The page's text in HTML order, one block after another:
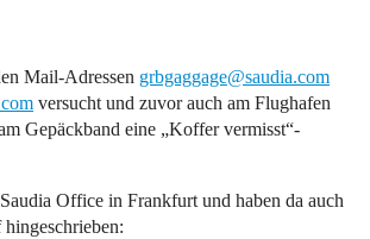
Mail-Adressen grbgaggage@saudia.com
versucht und zuvor auch am Flughafen
Gepäckband eine „Koffer vermisst“-
Office in Frankfurt und haben da auch